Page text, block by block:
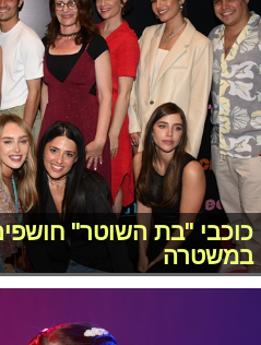
כוכבי "בת השוטר"
במשטרה